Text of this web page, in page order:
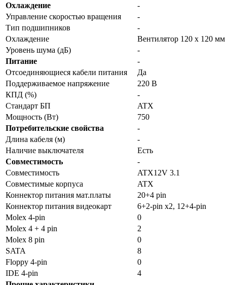
Охлаждение
-
Управление скоростью вращения
-
Тип подшипников
-
Охлаждение
Вентилятор 120 x 120 мм
Уровень шума (дБ)
-
Питание
-
Отсоединяющиеся кабели питания
Да
Поддерживаемое напряжение
220 В
КПД (%)
-
Стандарт БП
ATX
Мощность (Вт)
750
Потребительские свойства
-
Длина кабеля (м)
-
Наличие выключателя
Есть
Совместимость
-
Совместимость
ATX12V 3.1
Совместимые корпуса
ATX
Коннектор питания мат.платы
20+4 pin
Коннектор питания видеокарт
6+2-pin x2, 12+4-pin
Molex 4-pin
0
Molex 4 + 4 pin
2
Molex 8 pin
0
SATA
8
Floppy 4-pin
0
IDE 4-pin
4